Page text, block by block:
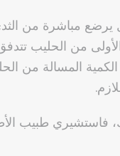
يرضع مباشرة من
من الحليب
المسالة من
فاستشيري طبيب